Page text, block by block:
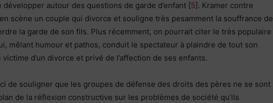
développer autour des questions de garde d’enfant [5]. Kramer contre
scène un couple qui divorce et souligne très pesamment la souffrance de
la garde de son fils. Plus récemment, on pourrait citer le très populaire
mêlant humour et pathos, conduit le spectateur à plaindre de tout son
d’un divorce et privé de l’affection de ses enfants.
de souligner que les groupes de défense des droits des pères ne se sont
de la réflexion constructive sur les problèmes de société qu’ils